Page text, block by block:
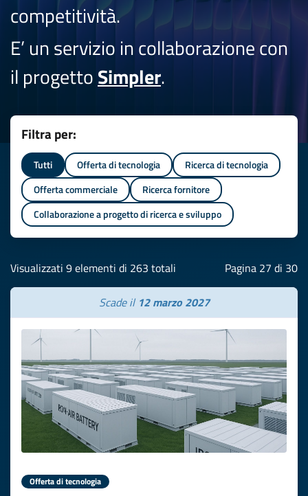
competitività.
E’ un servizio in collaborazione con
il progettoSimpler.
Filtra per:
Tutti Offerta di tecnologia
Ricerca di tecnologia
Offerta commerciale
Ricerca fornitore
Collaborazione a progetto di ricerca e sviluppo
Visualizzati 9 elementi di 263 totali Pagina 27 di 30
Scade il 12 marzo 2027
Offerta di tecnologia